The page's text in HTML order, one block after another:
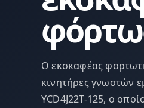
Ο εκσκαφέας
κινητήρες γνωστών
YCD4J22T-125, ο